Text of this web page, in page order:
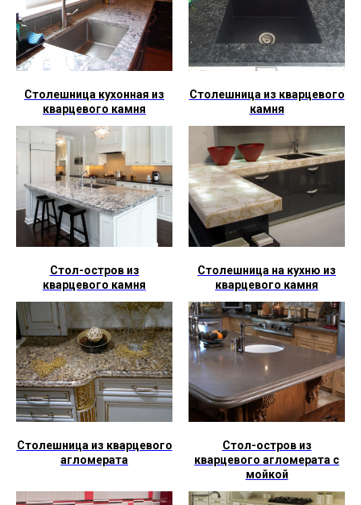
Столешница кухонная из
кварцевого камня
Столешница из кварцевого
камня
Стол-остров из
кварцевого камня
Столешница на кухню из
кварцевого камня
Столешница из кварцевого
агломерата
Стол-остров из
кварцевого агломерата с
мойкой